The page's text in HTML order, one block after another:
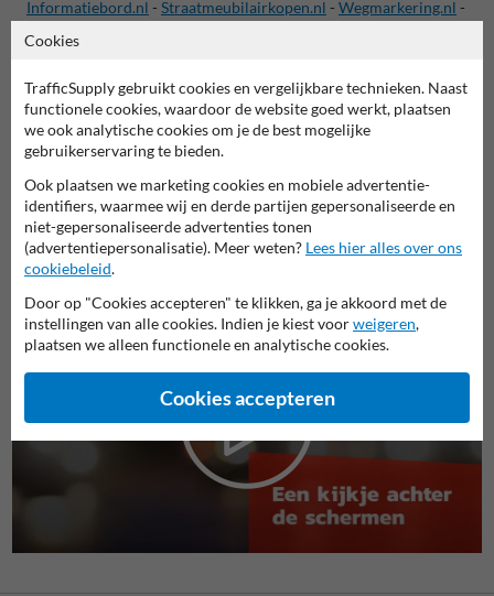
Informatiebord.nl - Straatmeubilairkopen.nl - Wegmarkering.nl -
Oplaadpaal-kopen.nl
Verkeersspiegelkopen.nl
Huisnummerpaalkopen.nl
-
Routebord.nl-Recreatieterrein.nl-Verbodsborden.nl -
Aanrijdbeveiliging.nl-Afzetmaterialen.nl-
Buurtpreventiebord.nl-Rookvrijterrein.nl
Bekijk alle TrafficSupply webshops
Cookies
TrafficSupply gebruikt cookies en vergelijkbare technieken. Naast
functionele cookies, waardoor de website goed werkt, plaatsen
we ook analytische cookies om je de best mogelijke
gebruikerservaring te bieden.
Ook plaatsen we marketing cookies en mobiele advertentie-
identifiers, waarmee wij en derde partijen gepersonaliseerde en
niet-gepersonaliseerde advertenties tonen
(advertentiepersonalisatie). Meer weten? Lees hier alles over ons
cookiebeleid.
Door op "Cookies accepteren" te klikken, ga je akkoord met de
instellingen van alle cookies. Indien je kiest voorweigeren,
plaatsen we alleen functionele en analytische cookies.
Cookies accepteren